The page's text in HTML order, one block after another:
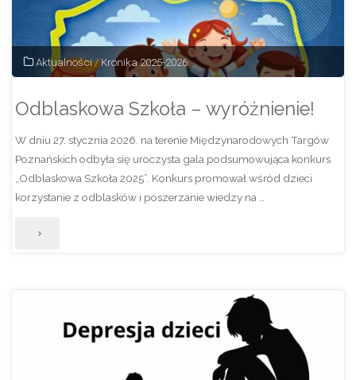
dzwonków!"
Aktualności/Kronika 2025-2026
Odblaskowa Szkoła – wyróżnienie!
W dniu 27. stycznia 2026. na terenie Międzynarodowych Targów
Poznańskich odbyła się uroczysta gala podsumowująca konkurs
„Odblaskowa Szkoła 2025”. Konkurs promował wśród dzieci
korzystanie z odblasków i poszerzanie wiedzy na …
"Odblaskowa
wyróżnienie!"